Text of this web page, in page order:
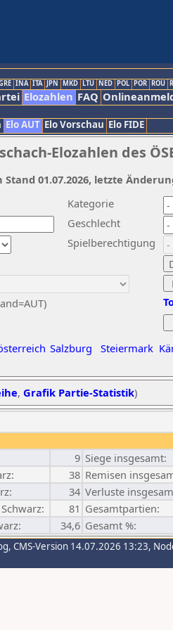
INA ITA JPN MKD LTU NED POL POR ROU
Elozahlen FAQ
Elo AUT Elo Vorschau Elo FIDE
Elozahlen des
Kategorie
Geschlecht
Spielberechtigung
Salzburg Steiermark
Stand 01.07.2026, letzte
, Grafik Partie-Statistik)
9 Siege insgesamt:
38 Remisen
34 Verluste
81 Gesamtpartien:
34,6 Gesamt %:
, CMS-Version 14.07.2026 13:23,